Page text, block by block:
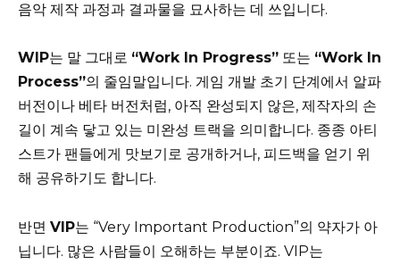
음악 제작 과정과 결과물을 묘사하는 데 쓰입니다.
WIP는 말 그대로 “Work In Progress” 또는 “Work In
Process”의 줄임말입니다. 게임 개발 초기 단계에서 알파
버전이나 베타 버전처럼, 아직 완성되지 않은, 제작자의 손
길이 계속 닿고 있는 미완성 트랙을 의미합니다. 종종 아티
스트가 팬들에게 맛보기로 공개하거나, 피드백을 얻기 위
해 공유하기도 합니다.
반면 VIP는 “Very Important Production”의 약자가 아
닙니다. 많은 사람들이 오해하는 부분이죠. VIP는